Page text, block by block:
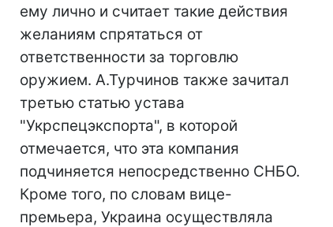
ему лично и считает такие действия
желаниям спрятаться от
ответственности за торговлю
оружием. А.Турчинов также зачитал
третью статью устава
"Укрспецэкспорта", в которой
отмечается, что эта компания
подчиняется непосредственно СНБО.
Кроме того, по словам вице-
премьера, Украина осуществляла